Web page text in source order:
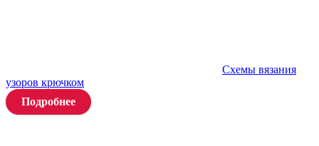
Схемы вязания
узоров крючком
Подробнее